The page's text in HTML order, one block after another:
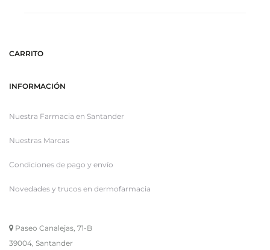
CARRITO
INFORMACIÓN
Nuestra Farmacia en Santander
Nuestras Marcas
Condiciones de pago y envío
Novedades y trucos en dermofarmacia
Paseo Canalejas, 71-B
39004, Santander